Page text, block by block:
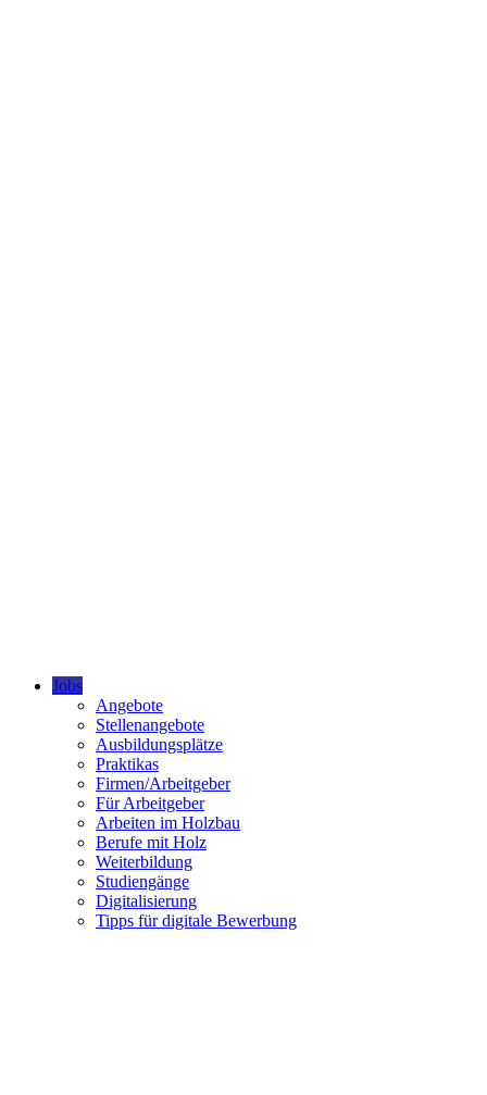
Jobs
Angebote
Stellenangebote
Ausbildungsplätze
Praktikas
Firmen/Arbeitgeber
Für Arbeitgeber
Arbeiten im Holzbau
Berufe mit Holz
Weiterbildung
Studiengänge
Digitalisierung
Tipps für digitale Bewerbung